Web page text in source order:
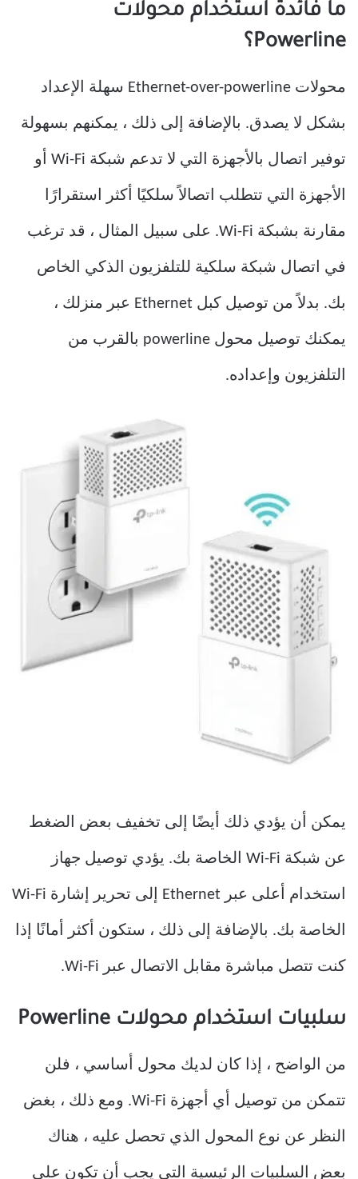
ما فائدة استخدام محولات
Powerline؟
محولات Ethernet-over-powerline سهلة الإعداد
بشكل لا يصدق. بالإضافة إلى ذلك ، يمكنهم بسهولة
توفير اتصال بالأجهزة التي لا تدعم شبكة Wi-Fi أو
الأجهزة التي تتطلب اتصالاً سلكيًا أكثر استقرارًا
مقارنة بشبكة Wi-Fi. على سبيل المثال ، قد ترغب
في اتصال شبكة سلكية للتلفزيون الذكي الخاص
بك. بدلاً من توصيل كبل Ethernet عبر منزلك ،
يمكنك توصيل محول powerline بالقرب من
التلفزيون وإعداده.
يمكن أن يؤدي ذلك أيضًا إلى تخفيف بعض الضغط
عن شبكة Wi-Fi الخاصة بك. يؤدي توصيل جهاز
استخدام أعلى عبر Ethernet إلى تحرير إشارة Wi-Fi
الخاصة بك. بالإضافة إلى ذلك ، ستكون أكثر أمانًا إذا
كنت تتصل مباشرة مقابل الاتصال عبر Wi-Fi.
سلبيات استخدام محولات Powerline
من الواضح ، إذا كان لديك محول أساسي ، فلن
تتمكن من توصيل أي أجهزة Wi-Fi. ومع ذلك ، بغض
النظر عن نوع المحول الذي تحصل عليه ، هناك
بعض السلبيات الرئيسية التي يجب أن تكون على